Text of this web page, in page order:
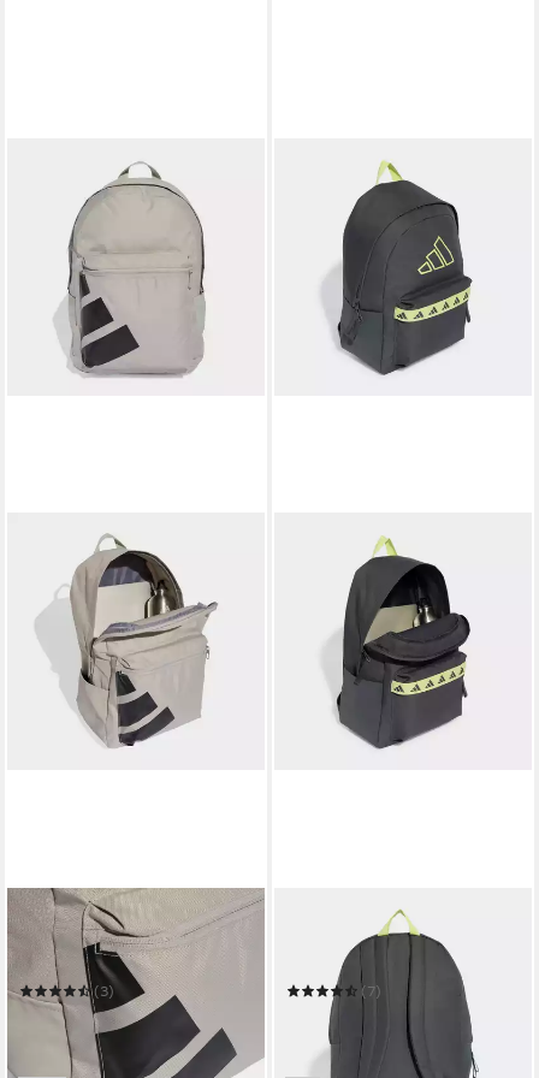
ADIDAS PERFORMANCE
Rucksack CLASSIC BACK-
TO-SCHOOL BADGE OF
SPORT
(3)
19,99 € UVP 30,00 €
in 1-2 Werktagen bei dir
ADIDAS PERFORMANCE
Rucksack ADIDAS CLASSIC
(7)
24,99 €
in 1-2 Werktagen bei dir